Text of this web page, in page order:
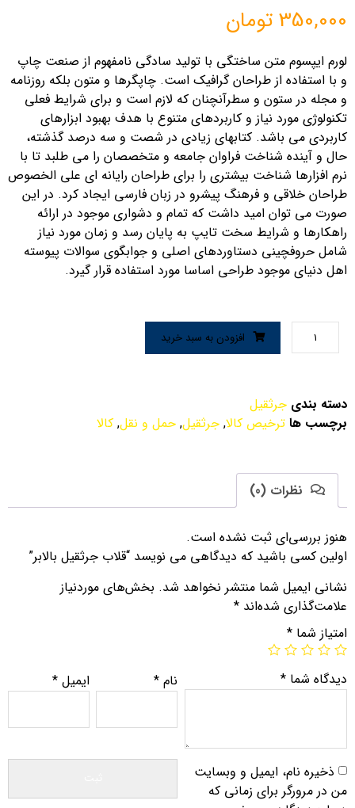
350,000تومان
لورم ایپسوم متن ساختگی با تولید سادگی نامفهوم از صنعت چاپ
و با استفاده از طراحان گرافیک است. چاپگرها و متون بلکه روزنامه
و مجله در ستون و سطرآنچنان که لازم است و برای شرایط فعلی
تکنولوژی مورد نیاز و کاربردهای متنوع با هدف بهبود ابزارهای
کاربردی می باشد. کتابهای زیادی در شصت و سه درصد گذشته،
حال و آینده شناخت فراوان جامعه و متخصصان را می طلبد تا با
نرم افزارها شناخت بیشتری را برای طراحان رایانه ای علی الخصوص
طراحان خلاقی و فرهنگ پیشرو در زبان فارسی ایجاد کرد. در این
صورت می توان امید داشت که تمام و دشواری موجود در ارائه
راهکارها و شرایط سخت تایپ به پایان رسد و زمان مورد نیاز
شامل حروفچینی دستاوردهای اصلی و جوابگوی سوالات پیوسته
اهل دنیای موجود طراحی اساسا مورد استفاده قرار گیرد.
افزودن به سبد خرید
دسته بندی جرثقیل
برچسب ها ترخیص کالا, جرثقیل, حمل و نقل, کالا
نظرات (0)
هنوز بررسی‌ای ثبت نشده است.
اولین کسی باشید که دیدگاهی می نویسد “قلاب جرثقیل بالابر”
نشانی ایمیل شما منتشر نخواهد شد. بخش‌های موردنیاز
علامت‌گذاری شده‌اند *
امتیاز شما *
دیدگاه شما * نام * ایمیل*
ذخیره نام، ایمیل و وبسایت
من در مرورگر برای زمانی که